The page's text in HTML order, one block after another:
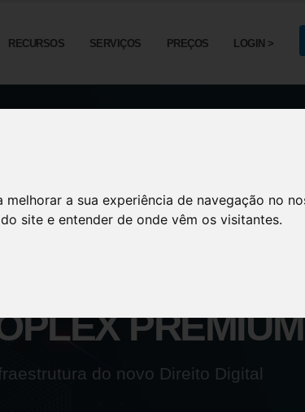
a sua experiência de navegação no
site e entender de onde vêm os visitantes.
RECURSOS SERVIÇOS PREÇOS LOGIN >
PREMIUM
raestrutura do novo Direito Digital